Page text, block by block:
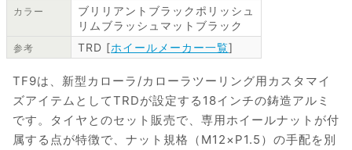
カラー
ブリリアントブラックポリッシュ
リムブラッシュマットブラック
参考 TRD [ホイールメーカー一覧]
TF9は、新型カローラ/カローラツーリング用カスタマイ
ズアイテムとしてTRDが設定する18インチの鋳造アルミ
です。タイヤとのセット販売で、専用ホイールナットが付
属する点が特徴で、ナット規格（M12×P1.5）の手配を別